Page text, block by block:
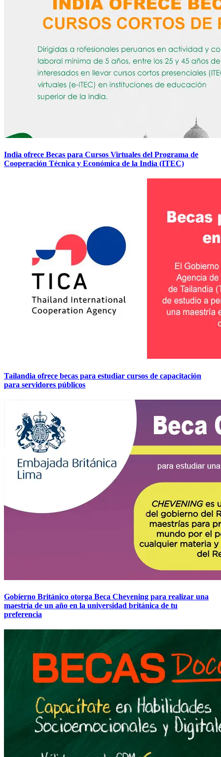
India ofrece Becas para Cursos Virtuales del Programa de
Cooperación Técnica y Económica de la India (ITEC)
Tailandia ofrece becas para estudiar cursos de capacitación
para servidores públicos
Gobierno Británico otorga Beca Chevening para realizar una
maestría de un año en la universidad británica de tu
preferencia